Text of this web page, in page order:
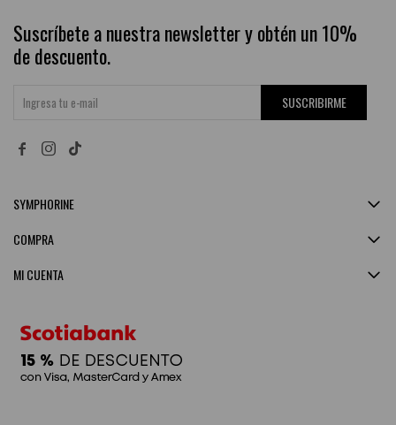
Suscríbete a nuestra newsletter y obtén un 10%
de descuento.
SUSCRIBIRME
 
SYMPHORINE
MI CUENTA
COMPRA